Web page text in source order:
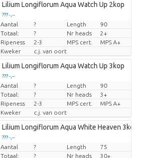
Lilium Longiflorum Aqua Watch Up 2kop
??? -,--
Prijs per stuk
Aantal ? Length
90
Totaal:
? Nr heads
2+
Ripeness
2-3 MPS cert.
MPS A+
Kweker
c.j. van oort
Lilium Longiflorum Aqua Watch Up 3kop
??? -,--
Prijs per stuk
Aantal ? Length
90
Totaal:
? Nr heads
3+
Ripeness
2-3 MPS cert.
MPS A+
Kweker
c.j. van oort
Lilium Longiflorum Aqua White Heaven 3kop
??? -,--
Prijs per stuk
Aantal ? Length
75
Totaal:
? Nr heads
30+